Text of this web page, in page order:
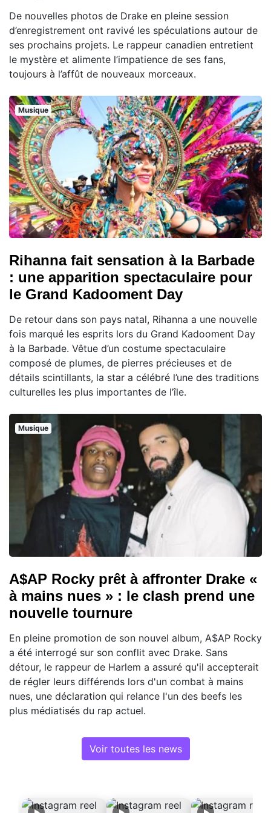
De nouvelles photos de Drake en pleine session
d’enregistrement ont ravivé les spéculations autour de
ses prochains projets. Le rappeur canadien entretient
le mystère et alimente l’impatience de ses fans,
toujours à l’affût de nouveaux morceaux.
Musique
Rihanna fait sensation à la Barbade
: une apparition spectaculaire pour
le Grand Kadooment Day
De retour dans son pays natal, Rihanna a une nouvelle
fois marqué les esprits lors du Grand Kadooment Day
à la Barbade. Vêtue d’un costume spectaculaire
composé de plumes, de pierres précieuses et de
détails scintillants, la star a célébré l’une des traditions
culturelles les plus importantes de l’île.
Musique
A$AP Rocky prêt à affronter Drake «
à mains nues » : le clash prend une
nouvelle tournure
En pleine promotion de son nouvel album, A$AP Rocky
a été interrogé sur son conflit avec Drake. Sans
détour, le rappeur de Harlem a assuré qu'il accepterait
de régler leurs différends lors d'un combat à mains
nues, une déclaration qui relance l'un des beefs les
plus médiatisés du rap actuel.
Voir toutes les news